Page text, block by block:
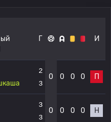
Г И
2
3
0 0 0 0 П
3
3
0 0 0 0 Н